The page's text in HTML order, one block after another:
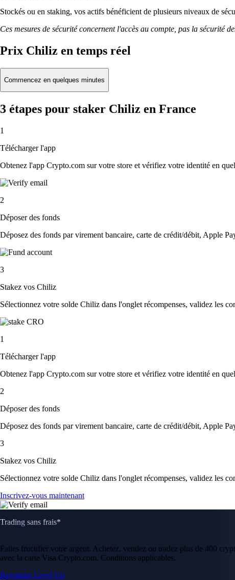
Stockés ou en staking, vos actifs bénéficient de plusieurs niveaux de
Ces mesures de sécurité concernent l'accès au compte, pas la sécurité
Prix Chiliz en temps réel
Commencez en quelques minutes
3 étapes pour staker Chiliz en France
1
Télécharger l'app
Obtenez l'app Crypto.com sur votre store et vérifiez votre identité en
2
Déposer des fonds
Déposez des fonds par virement bancaire, carte de crédit/débit, Apple
3
Stakez vos Chiliz
Sélectionnez votre solde Chiliz dans l'onglet récompenses, validez les
1
Télécharger l'app
Obtenez l'app Crypto.com sur votre store et vérifiez votre identité en
2
Déposer des fonds
Déposez des fonds par virement bancaire, carte de crédit/débit, Apple
3
Stakez vos Chiliz
Sélectionnez votre solde Chiliz dans l'onglet récompenses, validez les
Inscrivez-vous maintenant
Trading sans frais*
Faites fructifier votre argent. Achetez, vendez ou tradez plus de 400
avec la carte Visa Crypto.com. Conditions applicables.
Rejoindre Level Up